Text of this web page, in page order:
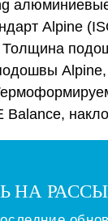
Alpine
Alpine,
Balance,
НА